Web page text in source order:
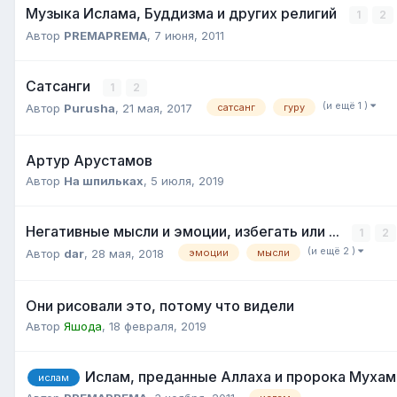
Музыка Ислама, Буддизма и других религий 1 2
Автор PREMAPREMA, 7 июня, 2011
Сатсанги 1 2
Автор Purusha, 21 мая, 2017 сатсанг гуру (и ещё 1 )
Артур Арустамов
Автор На шпильках, 5 июля, 2019
Негативные мысли и эмоции, избегать или ... 1 2
Автор dar, 28 мая, 2018 эмоции мысли (и ещё 2 )
Они рисовали это, потому что видели
Автор Яшода, 18 февраля, 2019
ислам Ислам, преданные Аллаха и пророка